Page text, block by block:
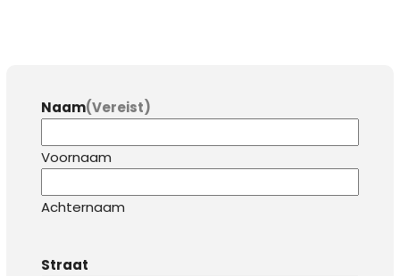
Naam(Vereist)
Voornaam
Achternaam
Straat